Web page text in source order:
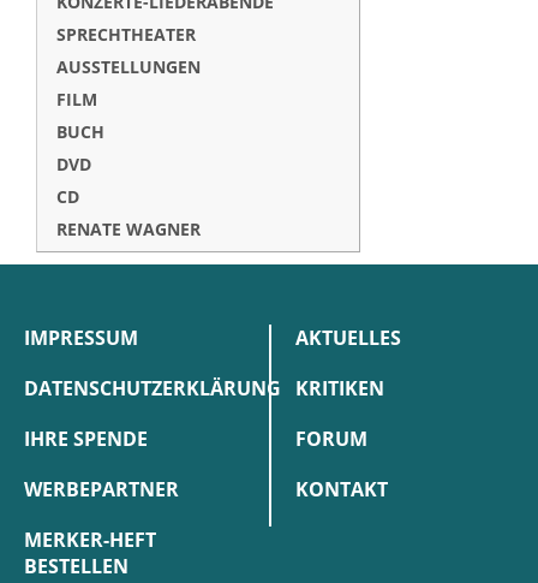
SPRECHTHEATER
AUSSTELLUNGEN
FILM
BUCH
DVD
CD
RENATE WAGNER
IMPRESSUM
DATENSCHUTZERKLÄRUNG
IHRE SPENDE
WERBEPARTNER
MERKER-HEFT
BESTELLEN
AKTUELLES
KRITIKEN
FORUM
KONTAKT